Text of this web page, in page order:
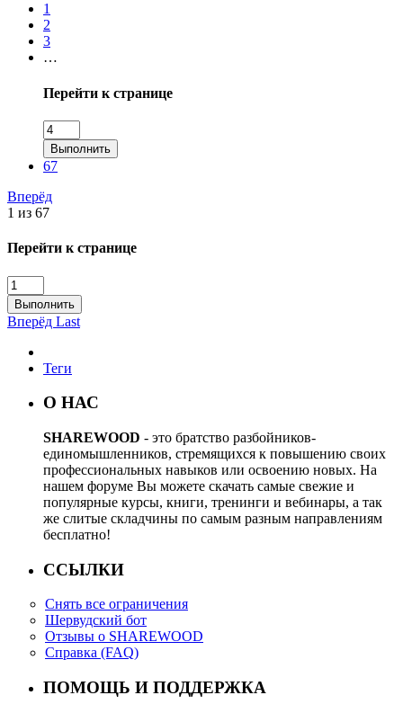
1
2
3
…
Перейти к странице
Выполнить
67
Вперёд
1 из 67
Перейти к странице
Выполнить
Вперёд Last
Теги
О НАС
SHAREWOOD - это братство разбойников-
единомышленников, стремящихся к повышению своих
профессиональных навыков или освоению новых. На
нашем форуме Вы можете скачать самые свежие и
популярные курсы, книги, тренинги и вебинары, а так
же слитые складчины по самым разным направлениям
бесплатно!
ССЫЛКИ
Снять все ограничения
Шервудский бот
Отзывы о SHAREWOOD
Справка (FAQ)
ПОМОЩЬ И ПОДДЕРЖКА